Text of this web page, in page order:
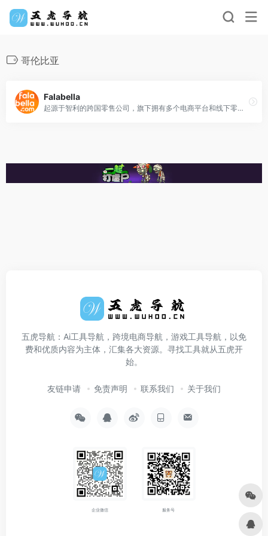
哥伦比亚
Falabella
起源于智利的跨国零售公司，旗下拥有多个电商平台和线下零售店
五虎导航：Ai工具导航，跨境电商导航，游戏工具导航，以免
费和优质内容为主体，汇集各大资源。寻找工具就从五虎开
始。
友链申请 免责声明 联系我们 关于我们
企业微信 服务号